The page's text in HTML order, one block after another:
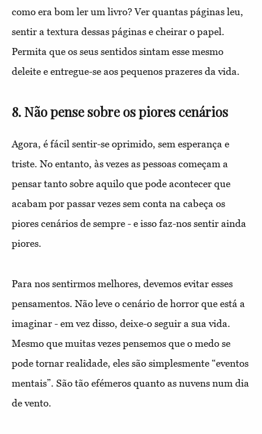
como era bom ler um livro? Ver quantas páginas leu,
sentir a textura dessas páginas e cheirar o papel.
Permita que os seus sentidos sintam esse mesmo
deleite e entregue-se aos pequenos prazeres da vida.
8. Não pense sobre os piores cenários
Agora, é fácil sentir-se oprimido, sem esperança e
triste. No entanto, às vezes as pessoas começam a
pensar tanto sobre aquilo que pode acontecer que
acabam por passar vezes sem conta na cabeça os
piores cenários de sempre - e isso faz-nos sentir ainda
piores.
Para nos sentirmos melhores, devemos evitar esses
pensamentos. Não leve o cenário de horror que está a
imaginar - em vez disso, deixe-o seguir a sua vida.
Mesmo que muitas vezes pensemos que o medo se
pode tornar realidade, eles são simplesmente “eventos
mentais”. São tão efémeros quanto as nuvens num dia
de vento.